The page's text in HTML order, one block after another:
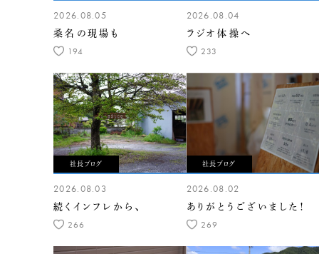
2026.08.05
桑名の現場も
194
2026.08.04
ラジオ体操へ
233
社長ブログ
2026.08.03
続くインフレから、
266
社長ブログ
2026.08.02
ありがとうございました！
269